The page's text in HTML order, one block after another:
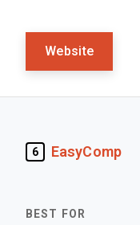
Website
6 EasyComp